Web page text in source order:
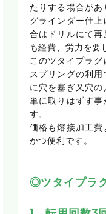
たりする場合が
グラインダー仕
合はドリルにて
も経費、労力を要
このツタイプラ
スプリングの利
に穴を塞ぎ又穴
単に取りはずす
す。
価格も熔接加工
かつ便利です。
◎ツタイプラ